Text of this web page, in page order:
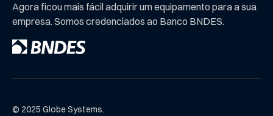
Agora ficou mais fácil adquirir um equipamento para a sua
empresa. Somos credenciados ao Banco BNDES.
© 2025 Globe Systems.